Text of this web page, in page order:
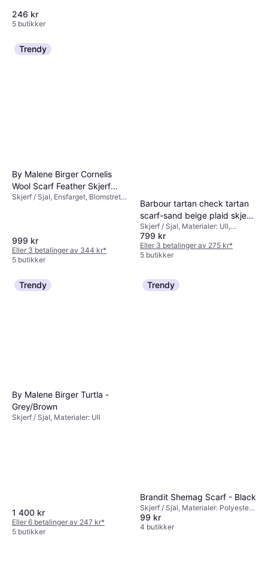
246 kr
5 butikker
Trendy
By Malene Birger Cornelis
Wool Scarf Feather Skjerf
ONE
Skjerf / Sjal, Ensfarget, Blomstrete,
999 kr
Eller 3 betalinger av 344 kr*
5 butikker
Barbour tartan check tartan
scarf-sand beige plaid skjerf
dame blå,brun,mønstret one
Skjerf / Sjal, Materialer: Ull,
Kasjmir
799 kr
Eller 3 betalinger av 275 kr*
5 butikker
Trendy
By Malene Birger Turtla -
Grey/Brown
Skjerf / Sjal, Materialer: Ull
1 400 kr
Eller 6 betalinger av 247 kr*
5 butikker
Trendy
Brandit Shemag Scarf - Black
Skjerf / Sjal, Materialer: Polyester,
Stretch
99 kr
4 butikker